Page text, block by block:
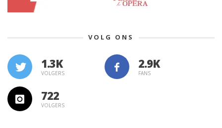
VOLG ONS
1.3K
VOLGERS FANS
722
VOLGERS